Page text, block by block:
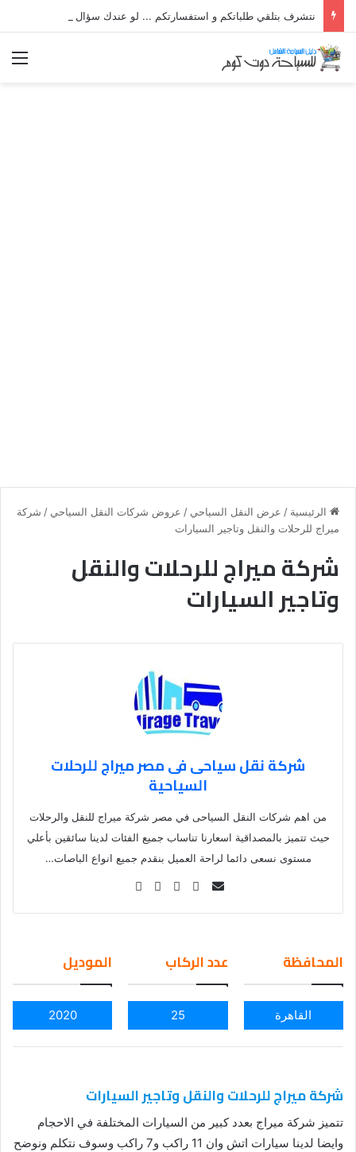
الرئيسية / عرض النقل السياحي / عروض شركات النقل السياحي / شركة
ميراج للرحلات والنقل وتاجير السيارات
شركة ميراج للرحلات والنقل
وتاجير السيارات
شركة نقل سياحى فى مصر ميراج للرحلات
السياحية
من اهم شركات النقل السياحى في مصر شركة ميراج للنقل والرحلات
حيث تتميز بالمصداقية اسعارنا تناساب جميع الفئات لدينا سائقين بأعلي
مستوى نسعى دائما لراحة العميل بنقدم جميع انواع الباصات…
Se
ail
المحافظة
القاهرة
عدد الركاب
25
الموديل
2020
شركة ميراج للرحلات والنقل وتاجير السيارات
تتميز شركة ميراج بعدد كبير من السيارات المختلفة في الاحجام
وايضا لدينا سيارات اتش وان 11 راكب و7 راكب وسوف نتكلم ونوضح